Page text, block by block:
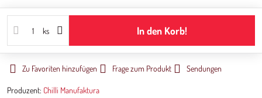
ks In den Korb!
Zu Favoriten hinzufügen Frage zum Produkt Sendungen
Produzent: Chilli Manufaktura